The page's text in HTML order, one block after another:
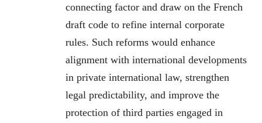
connecting factor and draw on the French
draft code to refine internal corporate
rules. Such reforms would enhance
alignment with international developments
in private international law, strengthen
legal predictability, and improve the
protection of third parties engaged in